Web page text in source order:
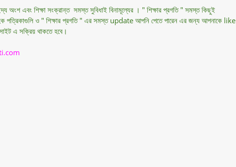
অংশ এবং শিক্ষা সংক্রান্ত সমস্ত সুবিধাই বিনামূল্যের । " শিক্ষার প্রগতি " সমস্ত কিছুই
পত্রিকাগুলি ও " শিক্ষার প্রগতি " এর সমস্ত update আপনি পেতে পারেন এর জন্য আপনাকে like
এ সক্রিয় থাকতে হবে।